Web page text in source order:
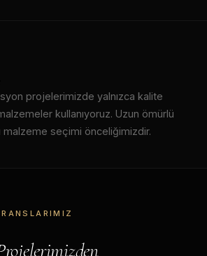
projelerimizde yalnızca kalite
kullanıyoruz. Uzun ömürlü
malzeme seçimi önceliğimizdir.